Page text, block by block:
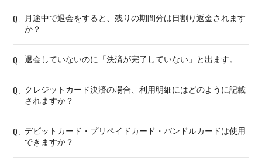
Q.
月途中で退会をすると、残りの期間分は日割り返金されます
か？
Q. 退会していないのに「決済が完了していない」と出ます。
Q.
クレジットカード決済の場合、利用明細にはどのように記載
されますか？
Q.
デビットカード・プリペイドカード・バンドルカードは使用
できますか？